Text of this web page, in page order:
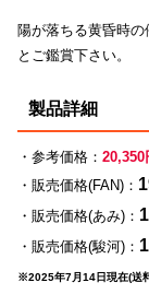
陽が落ちる黄昏時
とご鑑賞下さい。
製品詳細
・参考価格： 20,350
・販売価格(FAN)：
・販売価格(あみ)：
・販売価格(駿河)：
※2025年7月14日現在(送